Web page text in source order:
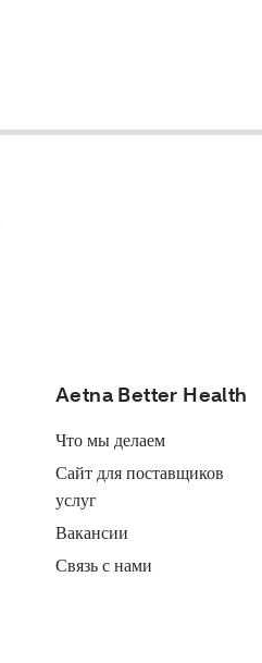
Aetna Better Health
Что мы делаем
Сайт для поставщиков
услуг
Вакансии
Связь с нами